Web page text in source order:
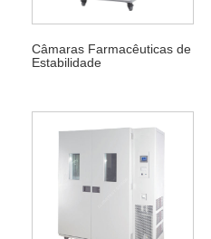
Câmaras Farmacêuticas de
Estabilidade